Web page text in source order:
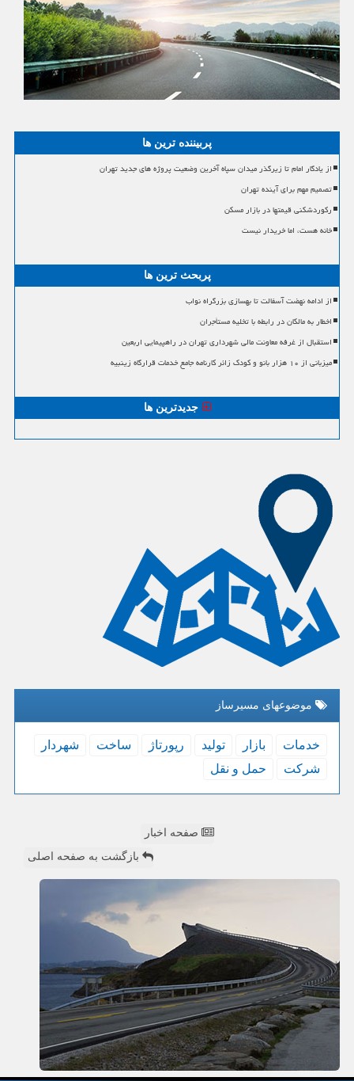
پربیننده ترین ها
از یادگار امام تا زیرگذر میدان سپاه آخرین وضعیت پروژه های جدید تهران
تصمیم مهم برای آینده تهران
رکوردشکنی قیمتها در بازار مسکن
خانه هست، اما خریدار نیست
پربحث ترین ها
از ادامه نهضت آسفالت تا بهسازی بزرگراه نواب
اخطار به مالکان در رابطه با تخلیه مستأجران
استقبال از غرفه معاونت مالی شهرداری تهران در راهپیمایی اربعین
میزبانی از ۱۰ هزار بانو و کودک زائر کارنامه جامع خدمات قرارگاه زینبیه
جدیدترین ها
موضوعهای مسیرساز
خدمات بازار تولید رپورتاژ ساخت
شهردار
شركت
حمل و نقل
صفحه اخبار
بازگشت به صفحه اصلی